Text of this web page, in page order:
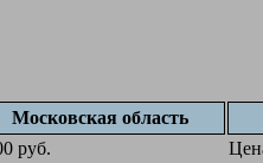
Московская область
руб.